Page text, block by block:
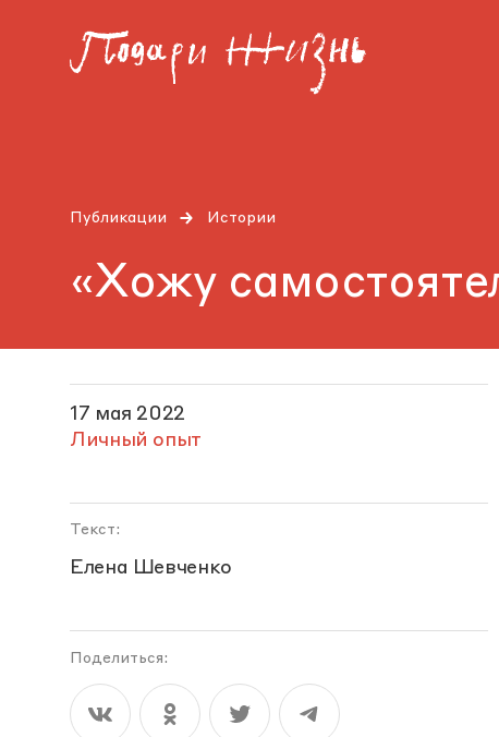
Публикации Истории
«Хожу
17 мая 2022
Личный опыт
Текст:
Елена Шевченко
Поделиться: